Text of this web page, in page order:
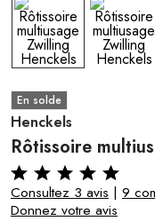
En solde
Henckels
Rôtissoire
Consultez 3 avis | 9
Donnez votre avis